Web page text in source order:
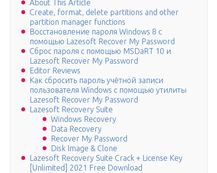
About This Article
Create, format, delete partitions and other
partition manager functions
Восстановление пароля Windows 8 с
помощью Lazesoft Recover My Password
Сброс пароля с помощью MSDaRT 10 и
Lazesoft Recover My Password
Editor Reviews
Как сбросить пароль учётной записи
пользователя Windows с помощью утилиты
Lazesoft Recover My Password
Lazesoft Recovery Suite
Windows Recovery
Data Recovery
Recover My Password
Disk Image & Clone
Lazesoft Recovery Suite Crack + License Key
[Unlimited] 2021 Free Download